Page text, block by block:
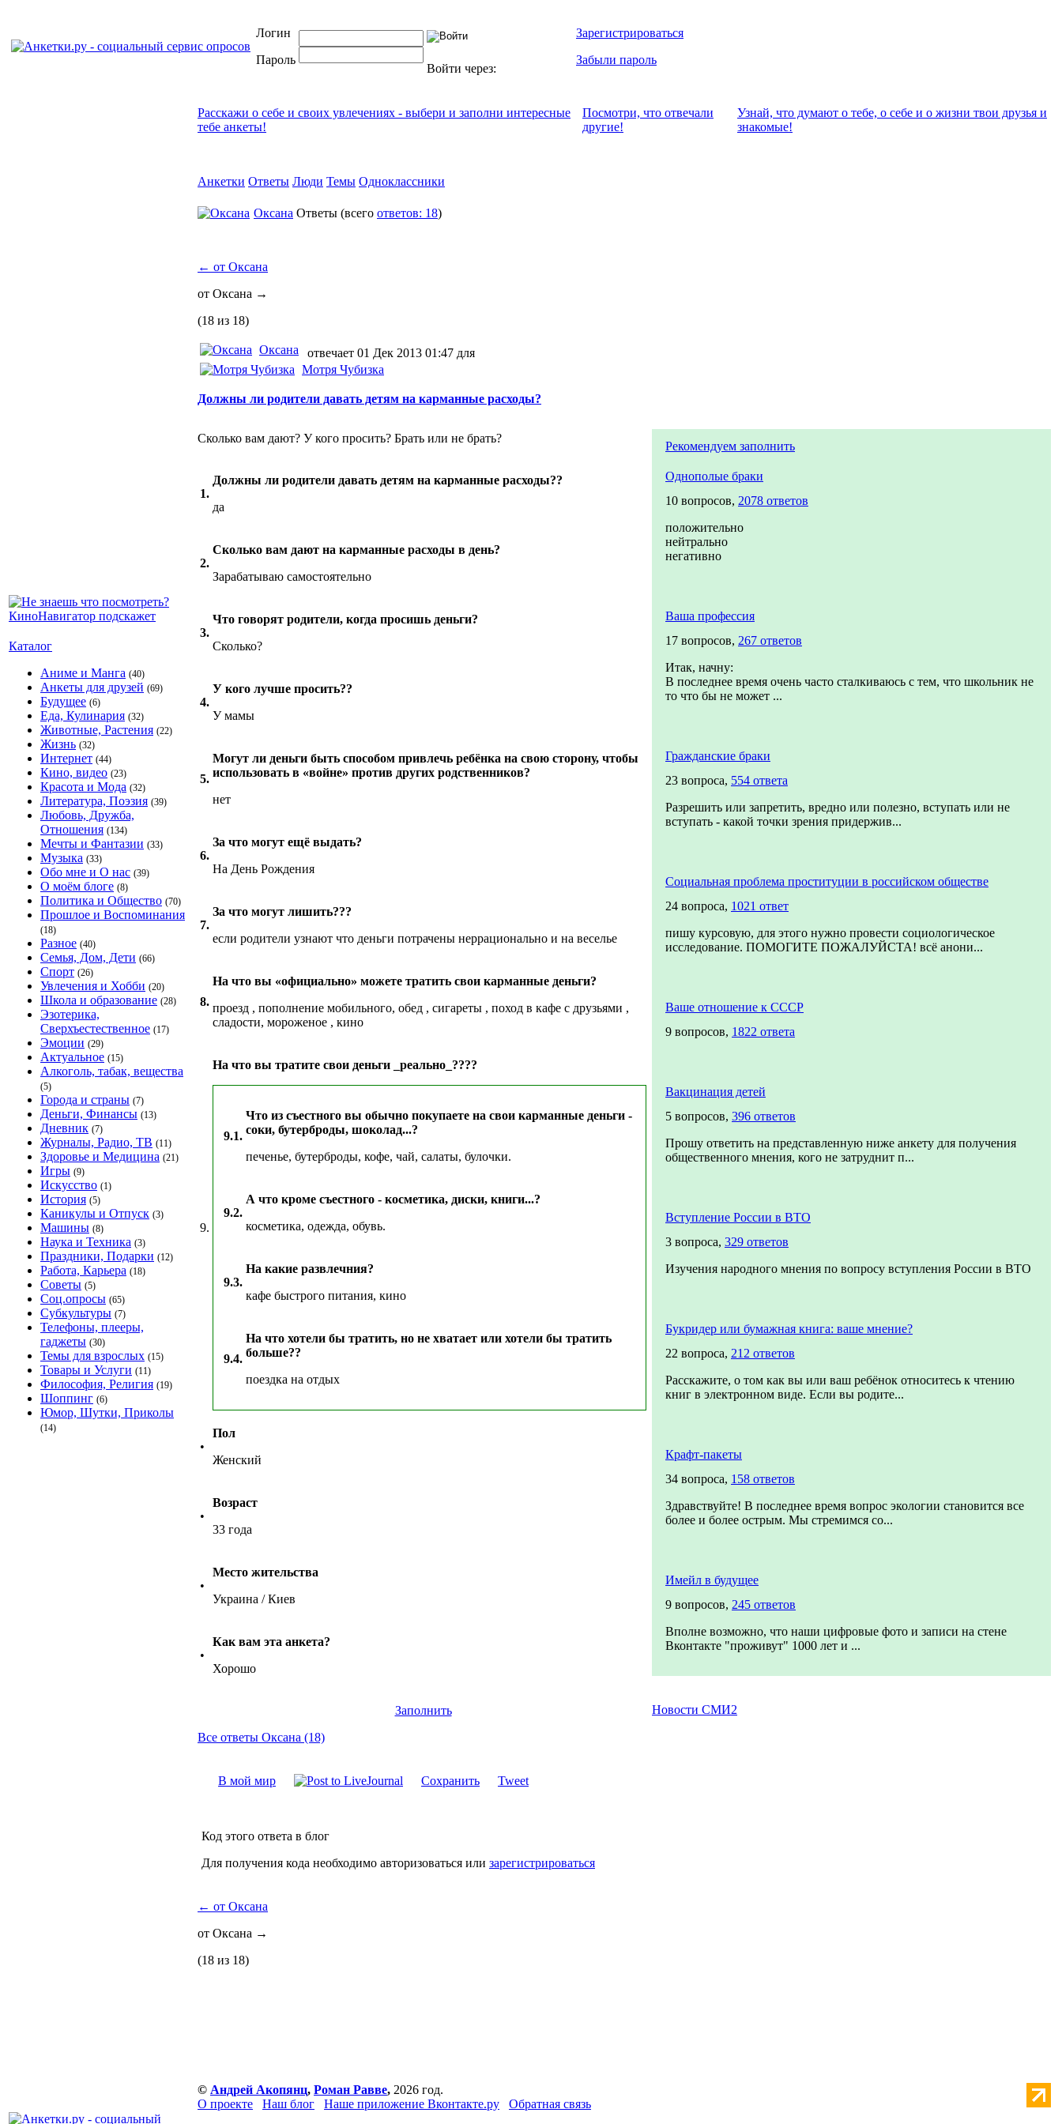
Логин
Пароль
Войти через:
Зарегистрироваться
Забыли пароль
Каталог
Аниме и Манга (40)
Анкеты для друзей (69)
Будущее (6)
Еда, Кулинария (32)
Животные, Растения (22)
Жизнь (32)
Интернет (44)
Кино, видео (23)
Красота и Мода (32)
Литература, Поэзия (39)
Любовь, Дружба,
Отношения (134)
Мечты и Фантазии (33)
Музыка (33)
Обо мне и О нас (39)
О моём блоге (8)
Политика и Общество (70)
Прошлое и Воспоминания
(18)
Разное (40)
Семья, Дом, Дети (66)
Спорт (26)
Увлечения и Хобби (20)
Школа и образование (28)
Эзотерика,
Сверхъестественное (17)
Эмоции (29)
Актуальное (15)
Алкоголь, табак, вещества
(5)
Города и страны (7)
Деньги, Финансы (13)
Дневник (7)
Журналы, Радио, ТВ (11)
Здоровье и Медицина (21)
Игры (9)
Искусство (1)
История (5)
Каникулы и Отпуск (3)
Машины (8)
Наука и Техника (3)
Праздники, Подарки (12)
Работа, Карьера (18)
Советы (5)
Соц.опросы (65)
Субкультуры (7)
Телефоны, плееры,
гаджеты (30)
Темы для взрослых (15)
Товары и Услуги (11)
Философия, Религия (19)
Шоппинг (6)
Юмор, Шутки, Приколы
(14)
Расскажи о себе и своих увлечениях - выбери и заполни интересные
тебе анкеты!
Посмотри, что отвeчали
другие!
Узнай, что думают о тебе, о себе и о жизни твои друзья и
знакомые!
Анкетки Ответы Люди Темы Одноклассники
Оксана Ответы (всего ответов: 18)
← от Оксана
от Оксана →
(18 из 18)
Оксана
отвечает 01 Дек 2013 01:47 для
Мотря Чубизка
Должны ли родители давать детям на карманные расходы?
Сколько вам дают? У кого просить? Брать или не брать?
1.
Должны ли родители давать детям на карманные расходы??
да
2.
Сколько вам дают на карманные расходы в день?
Зарабатываю самостоятельно
3.
Что говорят родители, когда просишь деньги?
Сколько?
4.
У кого лучше просить??
У мамы
5.
Могут ли деньги быть способом привлечь ребёнка на свою сторону, чтобы
использовать в «войне» против других родственников?
нет
6.
За что могут ещё выдать?
На День Рождения
7.
За что могут лишить???
если родители узнают что деньги потрачены неррационально и на веселье
8.
На что вы «официально» можете тратить свои карманные деньги?
проезд , пополнение мобильного, обед , сигареты , поход в кафе с друзьями ,
сладости, мороженое , кино
9.
На что вы тратите свои деньги _реально_????
9.1.
Что из съестного вы обычно покупаете на свои карманные деньги -
соки, бутерброды, шоколад...?
печенье, бутерброды, кофе, чай, салаты, булочки.
9.2.
А что кроме съестного - косметика, диски, книги...?
косметика, одежда, обувь.
9.3.
На какие развлечния?
кафе быстрого питания, кино
9.4.
На что хотели бы тратить, но не хватает или хотели бы тратить
больше??
поездка на отдых
•
Пол
Женский
•
Возраст
33 года
•
Место жительства
Украина / Киев
•
Как вам эта анкета?
Хорошо
Заполнить
Все ответы Оксана (18)
В мой мир Сохранить Tweet
Код этого ответа в блог
Для получения кода необходимо авторизоваться или зарегистрироваться
← от Оксана
от Оксана →
(18 из 18)
Рекомендуем заполнить
Однополые браки
10 вопросов, 2078 ответов
положительно
нейтрально
негативно
Ваша профессия
17 вопросов, 267 ответов
Итак, начну:
В последнее время очень часто сталкиваюсь с тем, что школьник не
то что бы не может ...
Гражданские браки
23 вопроса, 554 ответа
Разрешить или запретить, вредно или полезно, вступать или не
вступать - какой точки зрения придержив...
Социальная проблема проституции в российском обществе
24 вопроса, 1021 ответ
пишу курсовую, для этого нужно провести социологическое
исследование. ПОМОГИТЕ ПОЖАЛУЙСТА! всё анони...
Ваше отношение к СССР
9 вопросов, 1822 ответа
Вакцинация детей
5 вопросов, 396 ответов
Прошу ответить на представленную ниже анкету для получения
общественного мнения, кого не затруднит п...
Вступление России в ВТО
3 вопроса, 329 ответов
Изучения народного мнения по вопросу вступления России в ВТО
Букридер или бумажная книга: ваше мнение?
22 вопроса, 212 ответов
Расскажите, о том как вы или ваш ребёнок относитесь к чтению
книг в электронном виде. Если вы родите...
Крафт-пакеты
34 вопроса, 158 ответов
Здравствуйте! В последнее время вопрос экологии становится все
более и более острым. Мы стремимся со...
Имейл в будущее
9 вопросов, 245 ответов
Вполне возможно, что наши цифровые фото и записи на стене
Вконтакте "проживут" 1000 лет и ...
Новости СМИ2
© Андрей Акопянц, Роман Равве, 2026 год.
О проекте
Наш блог Наше приложение Вконтакте.ру Обратная связь